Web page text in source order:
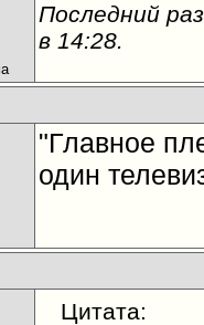
Последний
в 14:28.
"Главное
один
Цитата: